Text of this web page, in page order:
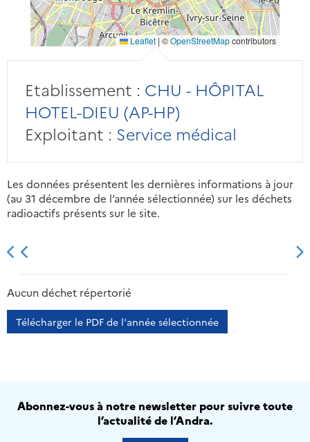
Leaflet | ©OpenStreetMapcontributors
Etablissement : CHU - HÔPITAL
HOTEL-DIEU (AP-HP)
Exploitant : Service médical
Les données présentent les dernières informations à jour
(au 31 décembre de l’année sélectionnée) sur les déchets
radioactifs présents sur le site.
2013 2014
Aucun déchet répertorié
Télécharger le PDF de l'année sélectionnée
Abonnez-vous à notre newsletter pour suivre toute
l’actualité de l’Andra.